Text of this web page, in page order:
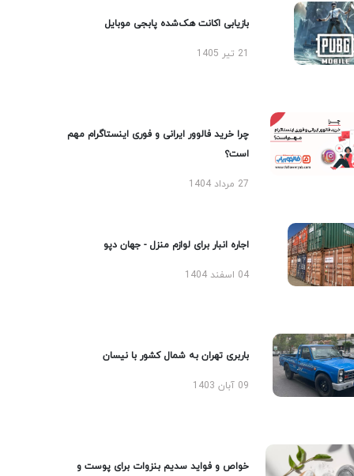
بازیابی اکانت هک‌شده پابجی موبایل
چرا خرید فالوور ایرانی و فوری اینستاگرام مهم
است؟
27 مرداد 1404
اجاره انبار برای لوازم منزل - جهان دپو
04 اسفند 1404
باربری تهران به شمال کشور با نیسان
09 آبان 1403
خواص و فواید سدیم بنزوات برای پوست و